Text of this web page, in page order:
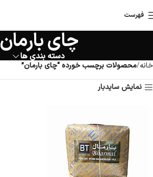
فهرست
چای بارمان
دسته بندی ها
خانه محصولات برچسب خورده “چای بارمان”
نمایش سایدبار